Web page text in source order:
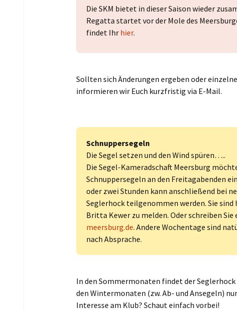
Die SKM bietet in dieser Saison wieder
Regatta startet vor der Mole des
findet Ihr hier.
Sollten sich Änderungen ergeben oder
informieren wir Euch kurzfristig via E-Mail.
Schnuppersegeln
Die Segel setzen und den Wind spüren…..
Die Segel-Kameradschaft Meersburg
Schnuppersegeln an den Freitagabenden
oder zwei Stunden kann anschließend bei
Seglerhock teilgenommen werden. Sie
Britta Kewer zu melden. Oder schreiben Sie
meersburg.de. Andere Wochentage sind
nach Absprache.
In den Sommermonaten findet der
den Wintermonaten (zw. Ab- und Ansegeln)
Interesse am Klub? Schaut einfach vorbei!